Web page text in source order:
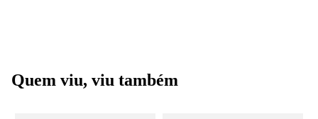
Quem viu, viu também